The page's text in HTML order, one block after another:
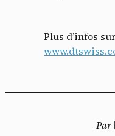
Plus d’infos
Par